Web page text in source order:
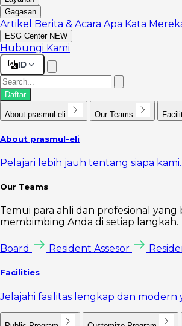
Gagasan
Artikel Berita & Acara Apa Kata
ESG Center NEW
Hubungi Kami
ID
Daftar
About prasmul-eli Our Teams
About prasmul-eli
Pelajari lebih jauh tentang siapa
Our Teams
Temui para ahli dan profesional yang
membimbing Anda di setiap langkah.
Board Resident Assesor
Facilities
Jelajahi fasilitas lengkap dan